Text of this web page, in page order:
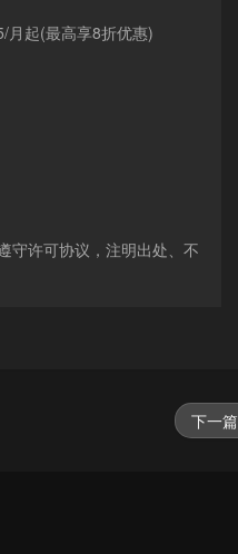
月起(最高享8折优惠)
守许可协议，注明出处、不
下一篇